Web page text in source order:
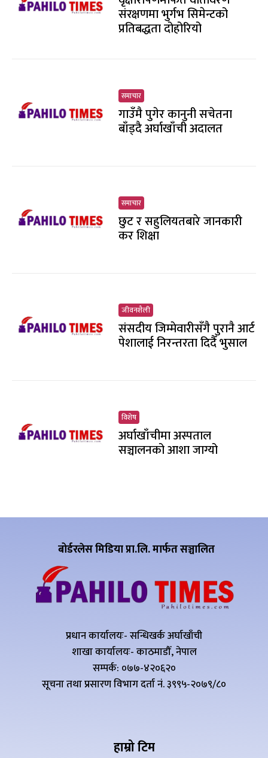
संरक्षणमा भुर्गभ सिमेन्टको
प्रतिबद्धता दोहोरियो
समाचार
गाउँमै पुगेर कानुनी सचेतना
बाँड्दै अर्घाखाँची अदालत
समाचार
छुट र सहुलियतबारे जानकारी
कर शिक्षा
जीवनशैली
संसदीय जिम्मेवारीसँगै पुरानै आर्ट
पेशालाई निरन्तरता दिदैँ भुसाल
विशेष
अर्घाखाँचीमा अस्पताल
सञ्चालनको आशा जाग्यो
बोर्डरलेस मिडिया प्रा.लि. मार्फत सञ्चालित
प्रधान कार्यालयः- सन्धिखर्क अर्घाखाँची
शाखा कार्यालयः- काठमाडौँ, नेपाल
सम्पर्क: ०७७-४२०६२०
सूचना तथा प्रसारण विभाग दर्ता नं. ३९९५-२०७९/८०
हाम्रो टिम